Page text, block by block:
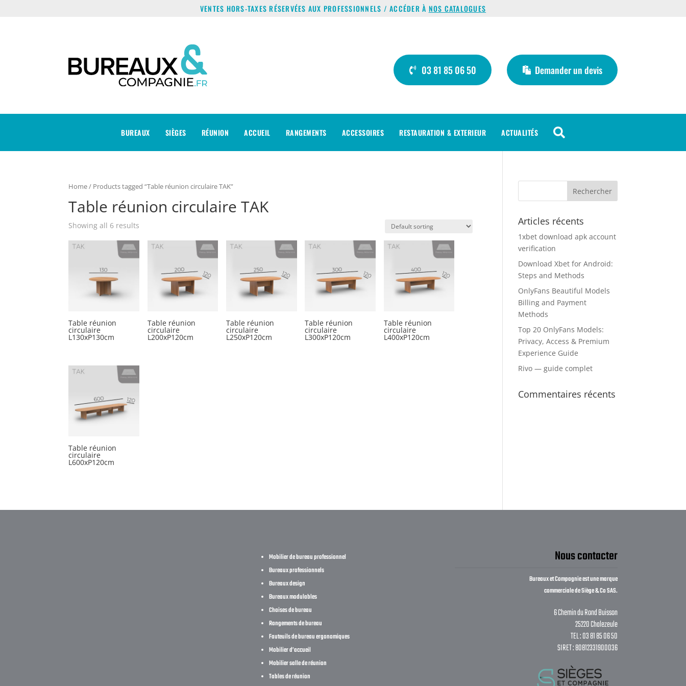
VENTES HORS-TAXES RÉSERVÉES AUX PROFESSIONNELS / ACCÉDER À NOS CATALOGUES
03 81 85 06 50 Demander un devis
BUREAUX SIÈGES RÉUNION ACCUEIL RANGEMENTS ACCESSOIRES RESTAURATION & EXTERIEUR ACTUALITÉS 
Home/ Products tagged “Table réunion circulaire TAK”
Table réunion circulaire TAK
Showing all 6 results
Table réunion
circulaire
L130xP130cm
Table réunion
circulaire
L200xP120cm
Table réunion
circulaire
L250xP120cm
Table réunion
circulaire
L300xP120cm
Table réunion
circulaire
L400xP120cm
Table réunion
circulaire
L600xP120cm
Articles récents
1xbet download apk account
verification
Download Xbet for Android:
Steps and Methods
OnlyFans Beautiful Models
Billing and Payment
Methods
Top 20 OnlyFans Models:
Privacy, Access & Premium
Experience Guide
Rivo — guide complet
Commentaires récents
Mobilier de bureau professionnel
Bureaux professionnels
Bureaux design
Bureaux modulables
Chaises de bureau
Rangements de bureau
Fauteuils de bureau ergonomiques
Mobilier d’accueil
Mobilier salle de réunion
Tables de réunion
Nous contacter
Bureaux et Compagnie est une marque
commerciale de Siège & Co SAS.
6 Chemin du Rond Buisson
25220 Chalezeule
TEL : 03 81 85 06 50
SIRET : 80812331900036